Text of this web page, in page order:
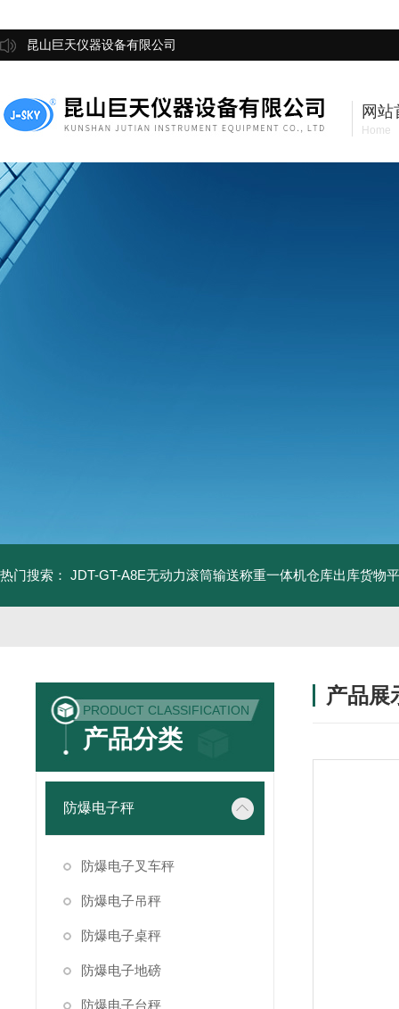
昆山巨天仪器设备有限公司
网站
Home
热门搜索： JDT-GT-A8E无动力滚筒输送称重一体机仓库出库货物
PRODUCT CLASSIFICATION
产品分类
防爆电子秤
防爆电子叉车秤
防爆电子吊秤
防爆电子桌秤
防爆电子地磅
防爆电子台秤
产品展